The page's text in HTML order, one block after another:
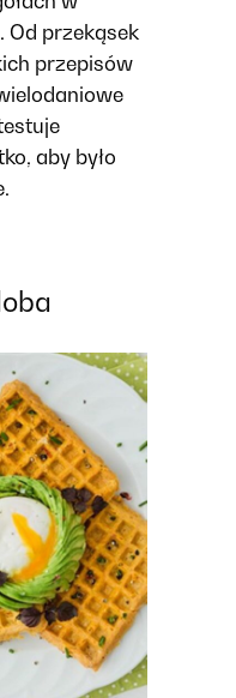
Od przekąsek
przepisów
aby było